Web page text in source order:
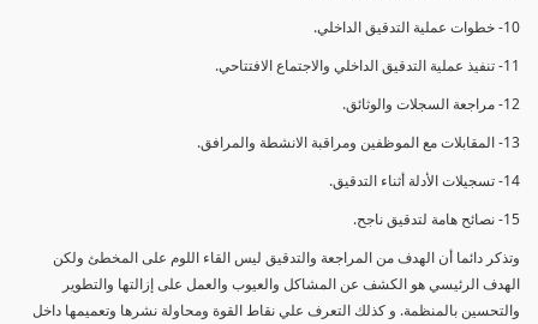
10- خطوات عملية التدقيق الداخلي.
11- تنفيذ عملية التدقيق الداخلي والاجتماع الافتتاحي.
12- مراجعة السجلات والوثائق.
13- المقابلات مع الموظفين ومراقبة الانشطة والمرافق.
14- تسجيلات الأدلة أثناء التدقيق.
15- نصائح هامة لتدقيق ناجح.
وتذكر دائما أن الهدف من المراجعة والتدقيق ليس القاء اللوم على المخطئ ولكن
الهدف الرئيسي هو الكشف عن المشاكل والعيوب والعمل على إزالتها والتطوير
والتحسين بالمنظمة. و كذلك التعرف علي نقاط القوة ومحاولة نشرها وتعميمها داخل